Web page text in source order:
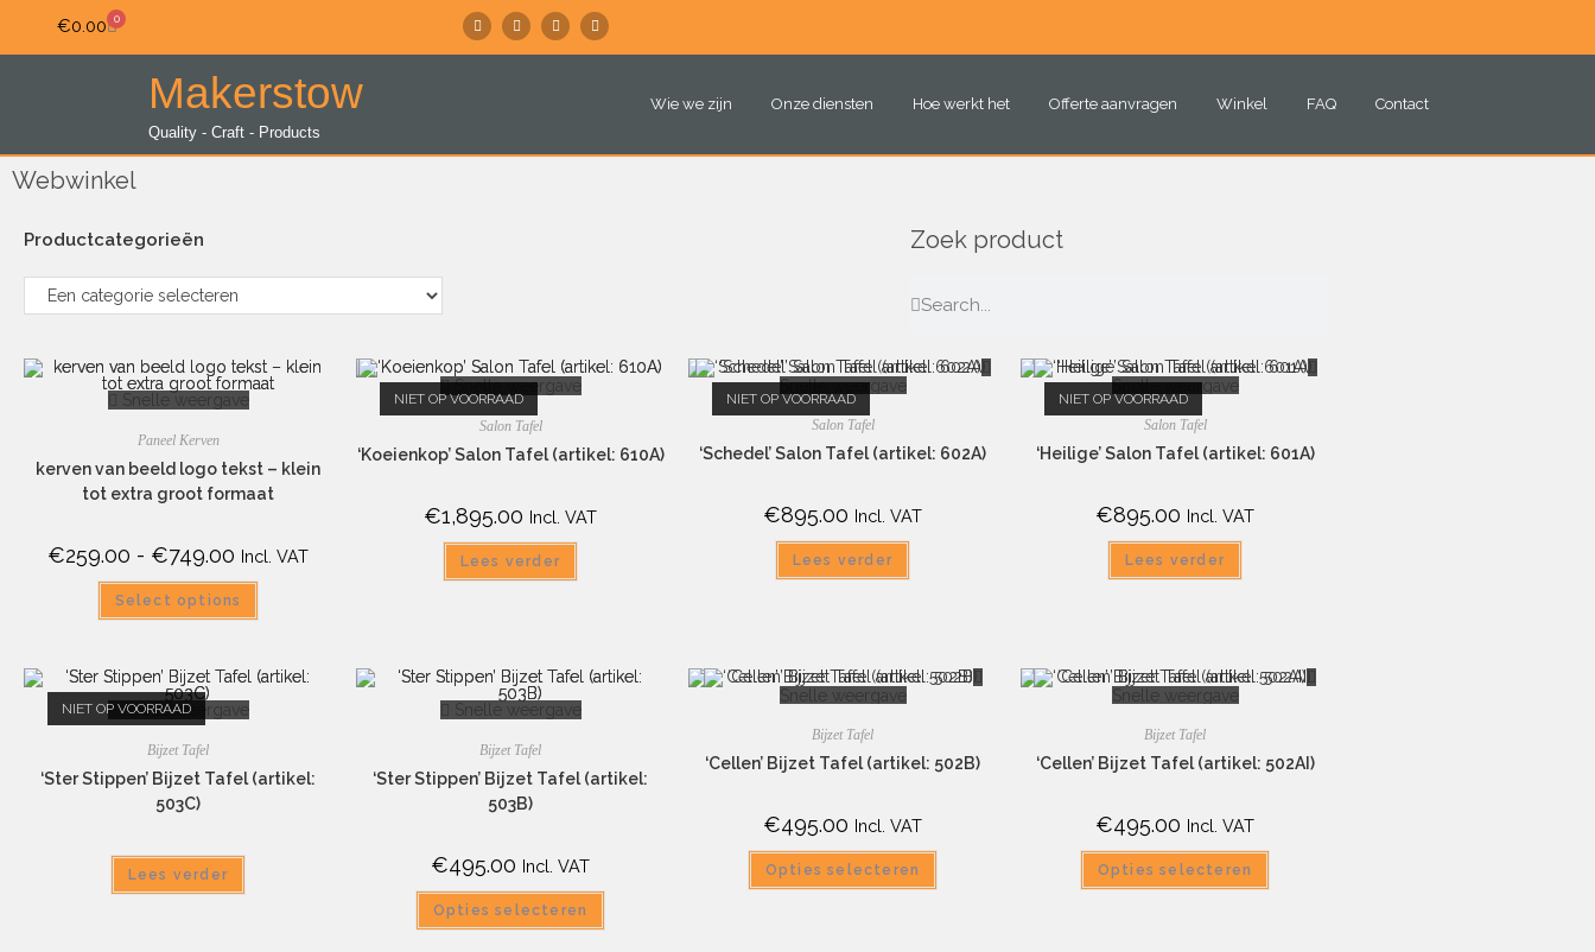
€0.00 0
Makerstow
Quality - Craft - Products
Wie we zijn Onze diensten Hoe werkt het Offerte aanvragen Winkel FAQ Contact
Webwinkel
Productcategorieën Zoek product
Snelle weergave
Paneel Kerven
kerven van beeld logo tekst – klein
tot extra groot formaat
€259.00 - €749.00 Incl. VAT
Select options
NIET OP VOORRAAD
Snelle weergave
Salon Tafel
‘Koeienkop’ Salon Tafel (artikel: 610A)
€1,895.00 Incl. VAT
Lees verder
NIET OP VOORRAAD
Snelle weergave
Salon Tafel
‘Schedel’ Salon Tafel (artikel: 602A)
€895.00 Incl. VAT
Lees verder
NIET OP VOORRAAD
Snelle weergave
Salon Tafel
‘Heilige’ Salon Tafel (artikel: 601A)
€895.00 Incl. VAT
Lees verder
NIET OP VOORRAAD
Snelle weergave
Bijzet Tafel
‘Ster Stippen’ Bijzet Tafel (artikel:
503C)
Lees verder
Snelle weergave
Bijzet Tafel
‘Ster Stippen’ Bijzet Tafel (artikel:
503B)
€495.00 Incl. VAT
Opties selecteren
Snelle weergave
Bijzet Tafel
‘Cellen’ Bijzet Tafel (artikel: 502B)
€495.00 Incl. VAT
Opties selecteren
Snelle weergave
Bijzet Tafel
‘Cellen’ Bijzet Tafel (artikel: 502AI)
€495.00 Incl. VAT
Opties selecteren